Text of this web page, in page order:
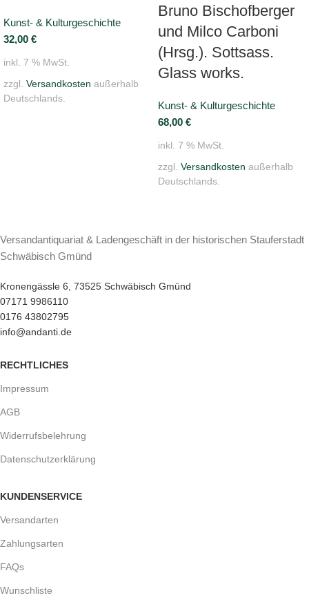
Kunst- & Kulturgeschichte
32,00 €
inkl. 7 % MwSt.
zzgl. Versandkosten außerhalb
Deutschlands.
Bruno Bischofberger
und Milco Carboni
(Hrsg.). Sottsass.
Glass works.
Kunst- & Kulturgeschichte
68,00 €
inkl. 7 % MwSt.
zzgl. Versandkosten außerhalb
Deutschlands.
Versandantiquariat & Ladengeschäft in der historischen Stauferstadt
Schwäbisch Gmünd
Kronengässle 6, 73525 Schwäbisch Gmünd
07171 9986110
0176 43802795
info@andanti.de
RECHTLICHES
Impressum
AGB
Widerrufsbelehrung
Datenschutzerklärung
KUNDENSERVICE
Versandarten
Zahlungsarten
FAQs
Wunschliste